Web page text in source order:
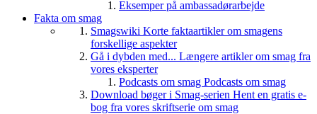
Eksemper på ambassadørarbejde
Fakta om smag
Smagswiki Korte faktaartikler om smagens
forskellige aspekter
Gå i dybden med... Længere artikler om smag fra
vores eksperter
Podcasts om smag Podcasts om smag
Download bøger i Smag-serien Hent en gratis e-
bog fra vores skriftserie om smag